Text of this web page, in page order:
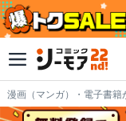
漫画（マンガ）・電子書籍